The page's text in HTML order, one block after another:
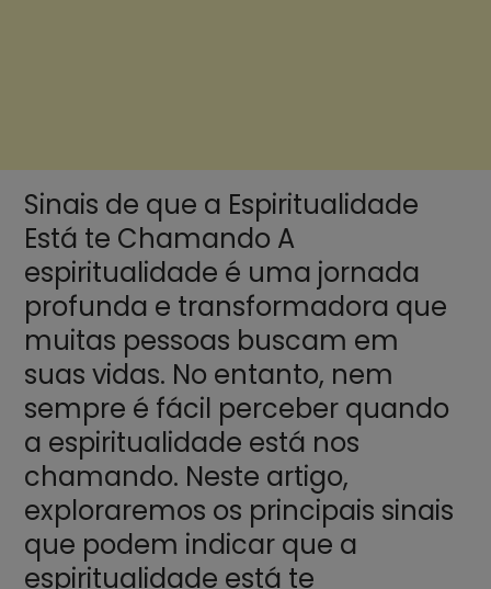
Sinais de que a Espiritualidade
Está te Chamando A
espiritualidade é uma jornada
profunda e transformadora que
muitas pessoas buscam em
suas vidas. No entanto, nem
sempre é fácil perceber quando
a espiritualidade está nos
chamando. Neste artigo,
exploraremos os principais sinais
que podem indicar que a
espiritualidade está te